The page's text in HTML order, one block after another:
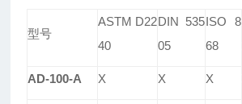
型号
ASTM D22
40
DIN 535
05
ISO 8
68
AD-100-A X X X